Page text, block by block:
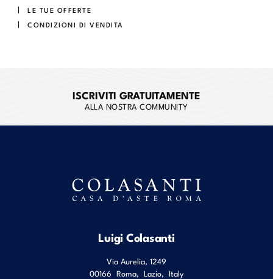
LE TUE OFFERTE
CONDIZIONI DI VENDITA
ISCRIVITI GRATUITAMENTE
ALLA NOSTRA COMMUNITY
Luigi Colasanti
Via Aurelia, 1249
00166 Roma, Lazio, Italy